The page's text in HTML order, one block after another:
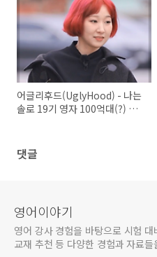
어글리후드(UglyHood) - 나는
솔로 19기 영자 100억대(?) 웹
댓글
영어이야기
영어 강사 경험을 바탕으로 시험
교재 추천 등 다양한 경험과 자료들